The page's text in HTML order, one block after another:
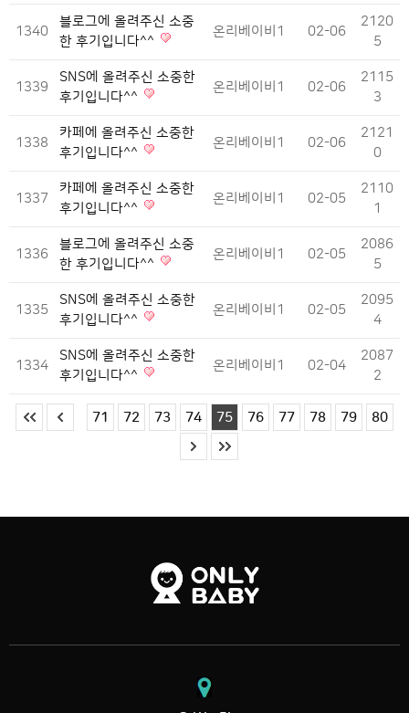
1340
블로그에 올려주신 소중
한 후기입니다^^
온리베이비1 02-06
2120
5
1339
SNS에 올려주신 소중한
후기입니다^^
온리베이비1 02-06
2115
3
1338
카페에 올려주신 소중한
후기입니다^^
온리베이비1 02-06
2121
0
1337
카페에 올려주신 소중한
후기입니다^^
온리베이비1 02-05
2110
1
1336
블로그에 올려주신 소중
한 후기입니다^^
온리베이비1 02-05
2086
5
1335
SNS에 올려주신 소중한
후기입니다^^
온리베이비1 02-05
2095
4
1334
SNS에 올려주신 소중한
후기입니다^^
온리베이비1 02-04
2087
2
71 72 73 74 75 76 77 78 79 80